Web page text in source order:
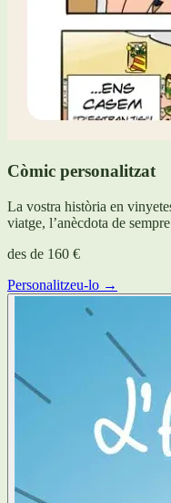
Còmic personalitzat
La vostra història en
viatge, l’anècdota de
des de 160 €
Personalitzeu-lo →